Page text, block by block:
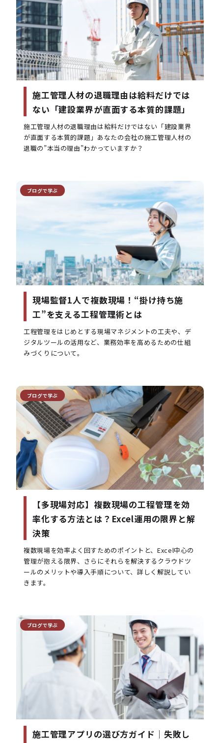
施工管理人材の退職理由は給料だけでは
ない「建設業界が直面する本質的課題」
施工管理人材の退職理由は給料だけではない「建設業界
が直面する本質的課題」あなたの会社の施工管理人材の
退職の”本当の理由”わかっていますか？
現場監督1人で複数現場！“掛け持ち施
工”を支える工程管理術とは
工程管理をはじめとする現場マネジメントの工夫や、デ
ジタルツールの活用など、業務効率を高めるための仕組
ブログで学ぶ
【多現場対応】複数現場の工程管理を効
率化する方法とは？Excel運用の限界と解
決策
複数現場を効率よく回すためのポイントと、Excel中心の
管理が抱える限界、さらにそれらを解決するクラウドツ
ールのメリットや導入手順について、詳しく解説してい
きます。
ブログで学ぶ
施工管理アプリの選び方ガイド｜失敗し
ブログで学ぶ